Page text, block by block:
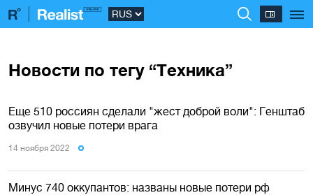
Новости по тегу “Техника”
Еще 510 россиян сделали "жест доброй воли": Генштаб
озвучил новые потери врага
14 ноября 2022
Минус 740 оккупантов: названы новые потери рф